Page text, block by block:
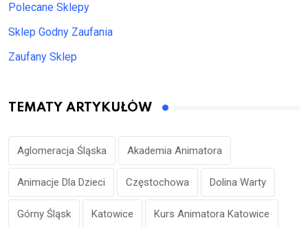
Polecane Sklepy
Sklep Godny Zaufania
Zaufany Sklep
TEMATY ARTYKUŁÓW
Aglomeracja Śląska Akademia Animatora
Animacje Dla Dzieci Częstochowa Dolina Warty
Górny Śląsk Katowice Kurs Animatora Katowice